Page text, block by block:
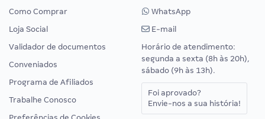
Como Comprar
Loja Social
Validador de documentos
Conveniados
Programa de Afiliados
Trabalhe Conosco
WhatsApp
E-mail
Horário de atendimento:
segunda a sexta (8h às 20h),
sábado (9h às 13h).
Foi aprovado?
Envie-nos a sua história!